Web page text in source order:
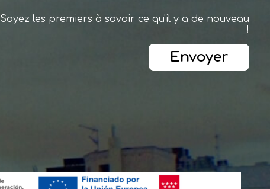
Soyez les premiers à savoir ce qu'il y a de nouveau
!
Envoyer